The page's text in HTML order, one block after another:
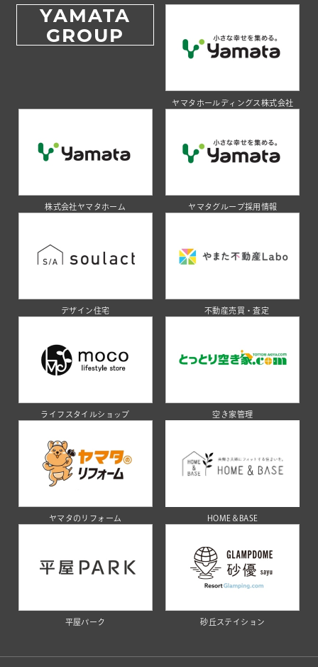
YAMATA
GROUP
ヤマタホールディングス株式会社
株式会社ヤマタホーム ヤマタグループ採用情報
デザイン住宅 不動産売買・査定
ライフスタイルショップ 空き家管理
ヤマタのリフォーム HOME＆BASE
平屋パーク 砂丘ステイション